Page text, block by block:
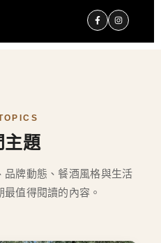
主題
牌動態、餐酒風格與生活
值得閱讀的內容。